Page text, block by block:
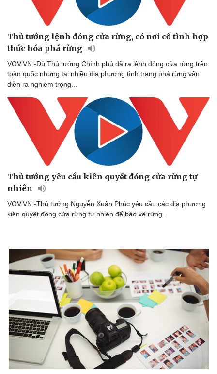
Thể thao
Ô tô - Xe máy
Thủ tướng lệnh đóng cửa rừng, có nơi cố tình hợp
thức hóa phá rừng
VOV.VN -Dù Thủ tướng Chính phủ đã ra lệnh đóng cửa rừng trên
toàn quốc nhưng tại nhiều địa phương tình trạng phá rừng vẫn
diễn ra nghiêm trọng...
Thủ tướng yêu cầu kiên quyết đóng cửa rừng tự
nhiên
VOV.VN -Thủ tướng Nguyễn Xuân Phúc yêu cầu các địa phương
kiên quyết đóng cửa rừng tự nhiên để bảo vệ rừng.